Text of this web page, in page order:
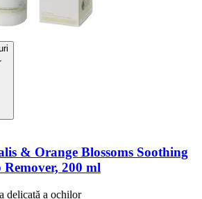
& Orange Blossoms Soothing
200 ml
delicată a ochilor